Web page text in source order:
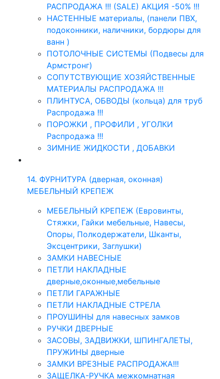
РАСПРОДАЖА !!! (SALE) АКЦИЯ -50% !!!
НАСТЕННЫЕ материалы, (панели ПВХ,
подоконники, наличники, бордюры для
ванн )
ПОТОЛОЧНЫЕ СИСТЕМЫ (Подвесы для
Армстронг)
СОПУТСТВУЮЩИЕ ХОЗЯЙСТВЕННЫЕ
МАТЕРИАЛЫ РАСПРОДАЖА !!!
ПЛИНТУСА, ОБВОДЫ (кольца) для труб
Распродажа !!!
ПОРОЖКИ , ПРОФИЛИ , УГОЛКИ
Распродажа !!!
ЗИМНИЕ ЖИДКОСТИ , ДОБАВКИ
14. ФУРНИТУРА (дверная, оконная)
МЕБЕЛЬНЫЙ КРЕПЕЖ
МЕБЕЛЬНЫЙ КРЕПЕЖ (Евровинты,
Стяжки, Гайки мебельные, Навесы,
Опоры, Полкодержатели, Шканты,
Эксцентрики, Заглушки)
ЗАМКИ НАВЕСНЫЕ
ПЕТЛИ НАКЛАДНЫЕ
дверные,оконные,мебельные
ПЕТЛИ ГАРАЖНЫЕ
ПЕТЛИ НАКЛАДНЫЕ СТРЕЛА
ПРОУШИНЫ для навесных замков
РУЧКИ ДВЕРНЫЕ
ЗАСОВЫ, ЗАДВИЖКИ, ШПИНГАЛЕТЫ,
ПРУЖИНЫ дверные
ЗАМКИ ВРЕЗНЫЕ РАСПРОДАЖА!!!
ЗАЩЕЛКА-РУЧКА межкомнатная